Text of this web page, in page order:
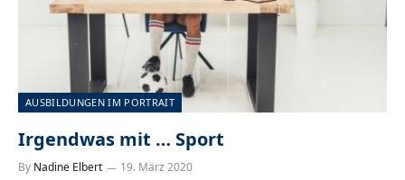
AUSBILDUNGEN IM PORTRAIT
Irgendwas mit … Sport
By Nadine Elbert 19. März 2020